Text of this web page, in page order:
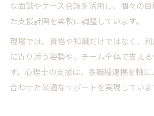
な面談やケース会議を活用し、個々の
た支援計画を柔軟に調整しています。
現場では、資格や知識だけではなく、利
に寄り添う姿勢や、チーム全体で支え
す。心理士の支援は、多職種連携を軸
合わせた最適なサポートを実現していま